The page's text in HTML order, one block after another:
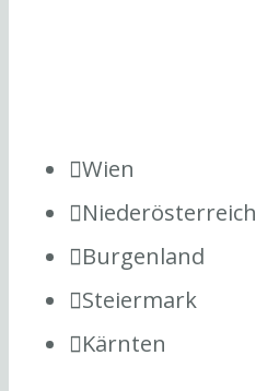
Wien
Niederösterreich
Burgenland
Steiermark
Kärnten